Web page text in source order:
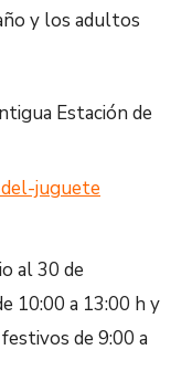
y los adultos
Estación de
juguete
al 30 de
10:00 a 13:00 h y
de 9:00 a